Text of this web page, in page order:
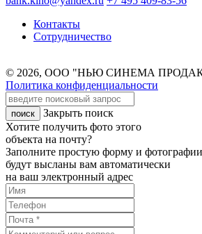
Контакты
Сотрудничество
© 2026, ООО "НЬЮ СИНЕМА
Политика конфиденциальности
Закрыть поиск
Хотите получить фото этого
объекта на почту?
Заполните простую форму и фотографии
будут высланы вам автоматически
на ваш электронный адрес